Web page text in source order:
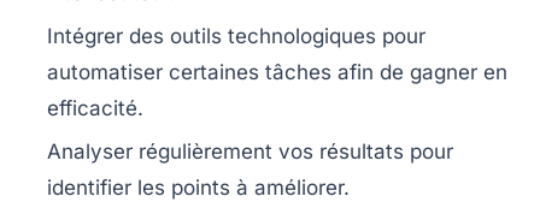
Intégrer des outils technologiques pour
automatiser certaines tâches afin de gagner en
efficacité.
Analyser régulièrement vos résultats pour
identifier les points à améliorer.